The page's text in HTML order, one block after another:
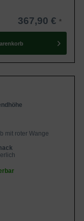
367,90 €
mit roter Wange